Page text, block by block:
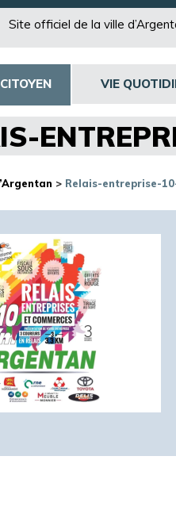
Site officiel de la ville
VIE
> Relais-entreprise-